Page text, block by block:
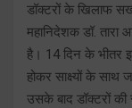
डॉक्टरों के खिलाफ
महानिदेशक डॉ. तारा
है। 14 दिन के भीतर
होकर साक्ष्यों के साथ
उसके बाद डॉक्टरों की